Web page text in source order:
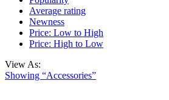
Average rating
Newness
Price: Low to High
Price: High to Low
View As:
Showing “Accessories”